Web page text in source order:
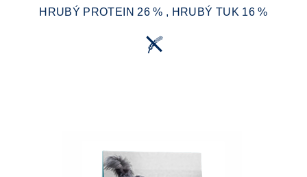
HRUBÝ PROTEIN 26 % , HRUBÝ TUK 16 %